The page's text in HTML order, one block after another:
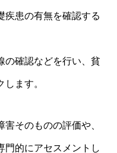
疾患の有無を確認する
の確認などを行い、貧
ます。
そのものの評価や、
門的にアセスメントし